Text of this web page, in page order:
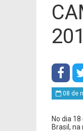
08 de
No dia
Brasil,